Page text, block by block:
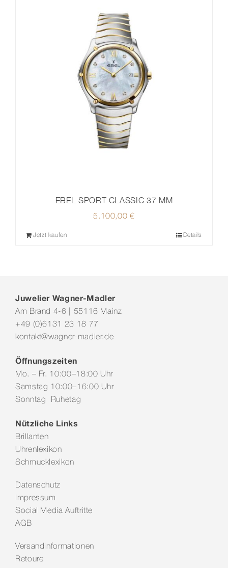
EBEL SPORT CLASSIC 37 MM
5.100,00€
Jetzt kaufen Details
Juwelier Wagner-Madler
Am Brand 4-6 | 55116 Mainz
+49 (0)6131 23 18 77
kontakt@wagner-madler.de
Öffnungszeiten
Mo. – Fr. 10:00–18:00 Uhr
Samstag 10:00–16:00 Uhr
Sonntag Ruhetag
Nützliche Links
Brillanten
Uhrenlexikon
Schmucklexikon
Datenschutz
Impressum
Social Media Auftritte
AGB
Versandinformationen
Retoure